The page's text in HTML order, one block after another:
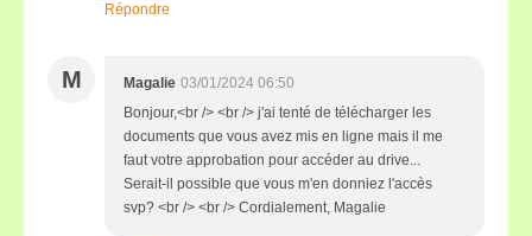
Répondre
M Magalie 03/01/2024 06:50
Bonjour,<br /> <br /> j'ai tenté de télécharger les
documents que vous avez mis en ligne mais il me
faut votre approbation pour accéder au drive...
Serait-il possible que vous m'en donniez l'accès
svp? <br /> <br /> Cordialement, Magalie